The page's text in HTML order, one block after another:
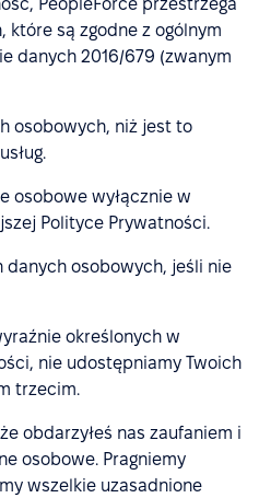
PeopleForce przestrzega
są zgodne z ogólnym
danych 2016/679 (zwanym
osobowych, niż jest to
osobowe wyłącznie w
Polityce Prywatności.
danych osobowych, jeśli nie
określonych w
nie udostępniamy Twoich
trzecim.
obdarzyłeś nas zaufaniem i
osobowe. Pragniemy
wszelkie uzasadnione